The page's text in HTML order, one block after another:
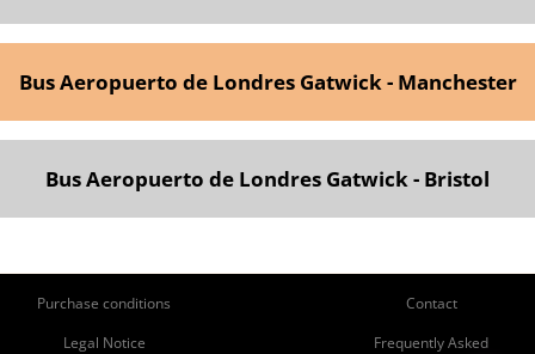
Bus Aeropuerto de Londres Gatwick - Manchester
Bus Aeropuerto de Londres Gatwick - Bristol
Purchase conditions
Legal Notice
Contact
Frequently Asked